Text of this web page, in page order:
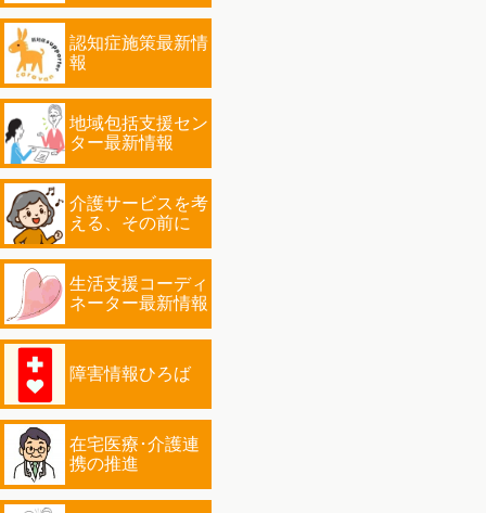
認知症施策最新情
報
地域包括支援セン
ター最新情報
介護サービスを考
える、その前に
生活支援コーディ
ネーター最新情報
障害情報ひろば
在宅医療･介護連
携の推進